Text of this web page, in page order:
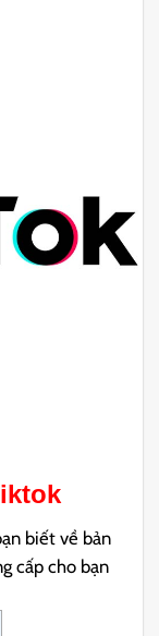
biết về bản
cấp cho bạn